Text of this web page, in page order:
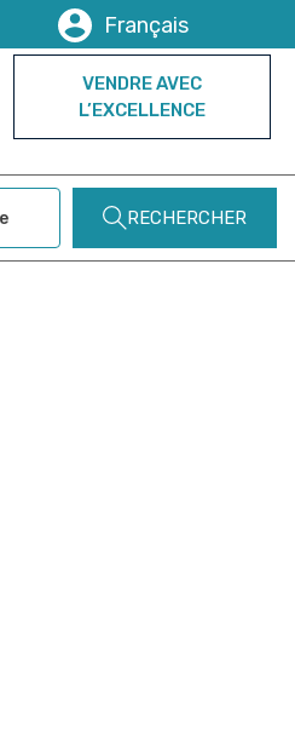
Français
VENDRE AVEC
L’EXCELLENCE
RECHERCHER